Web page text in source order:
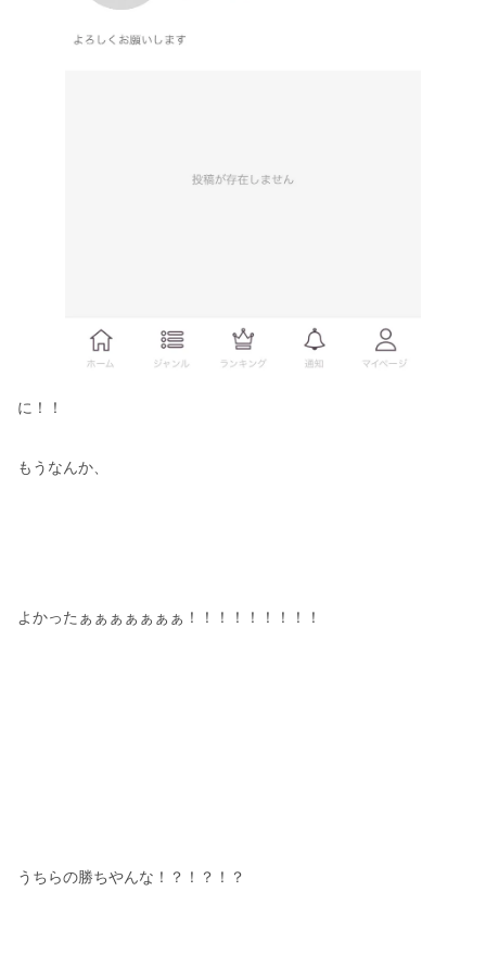
に！！
もうなんか、
よかったぁぁぁぁぁぁぁ！！！！！！！！！
うちらの勝ちやんな！？！？！？